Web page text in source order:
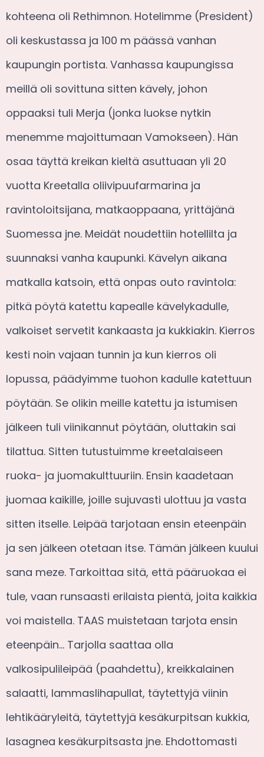
kohteena oli Rethimnon. Hotelimme (President)
oli keskustassa ja 100 m päässä vanhan
kaupungin portista. Vanhassa kaupungissa
meillä oli sovittuna sitten kävely, johon
oppaaksi tuli Merja (jonka luokse nytkin
menemme majoittumaan Vamokseen). Hän
osaa täyttä kreikan kieltä asuttuaan yli 20
vuotta Kreetalla oliivipuufarmarina ja
ravintoloitsijana, matkaoppaana, yrittäjänä
Suomessa jne. Meidät noudettiin hotellilta ja
suunnaksi vanha kaupunki. Kävelyn aikana
matkalla katsoin, että onpas outo ravintola:
pitkä pöytä katettu kapealle kävelykadulle,
valkoiset servetit kankaasta ja kukkiakin. Kierros
kesti noin vajaan tunnin ja kun kierros oli
lopussa, päädyimme tuohon kadulle katettuun
pöytään. Se olikin meille katettu ja istumisen
jälkeen tuli viinikannut pöytään, oluttakin sai
tilattua. Sitten tutustuimme kreetalaiseen
ruoka- ja juomakulttuuriin. Ensin kaadetaan
juomaa kaikille, joille sujuvasti ulottuu ja vasta
sitten itselle. Leipää tarjotaan ensin eteenpäin
ja sen jälkeen otetaan itse. Tämän jälkeen kuului
sana meze. Tarkoittaa sitä, että pääruokaa ei
tule, vaan runsaasti erilaista pientä, joita kaikkia
voi maistella. TAAS muistetaan tarjota ensin
eteenpäin… Tarjolla saattaa olla
valkosipulileipää (paahdettu), kreikkalainen
salaatti, lammaslihapullat, täytettyjä viinin
lehtikääryleitä, täytettyjä kesäkurpitsan kukkia,
lasagnea kesäkurpitsasta jne. Ehdottomasti